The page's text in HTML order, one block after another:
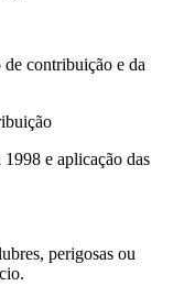
contribuição e da
e aplicação das
perigosas ou